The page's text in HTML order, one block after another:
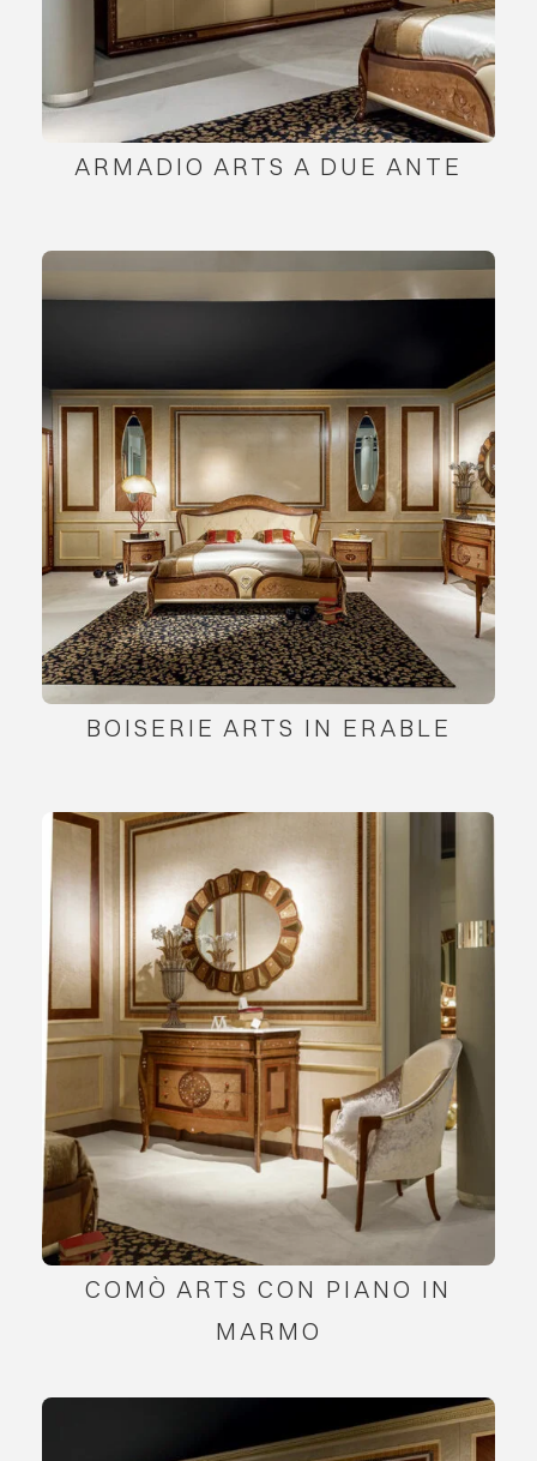
ARMADIO ARTS A DUE ANTE
BOISERIE ARTS IN ERABLE
COMÒ ARTS CON PIANO IN
MARMO